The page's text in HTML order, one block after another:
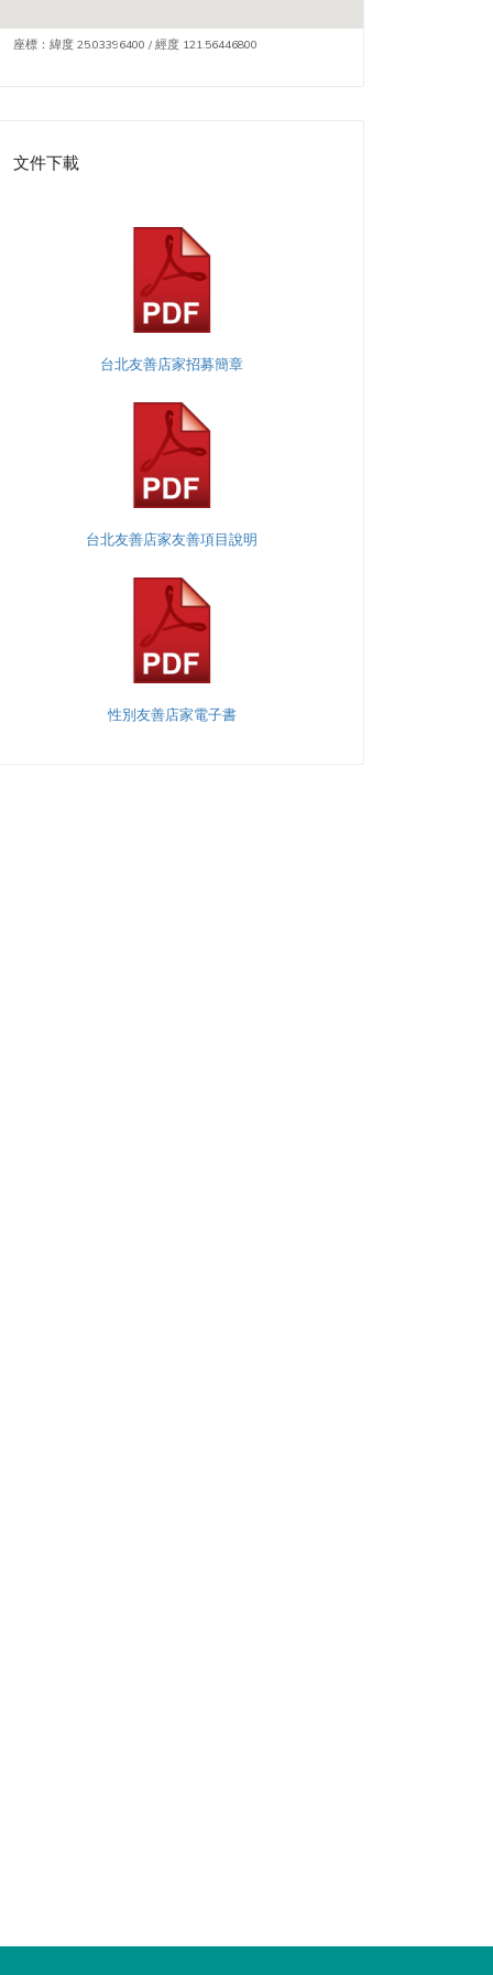
座標：緯度 25.03396400 / 經度 121.56446800
文件下載
台北友善店家招募簡章
台北友善店家友善項目說明
性別友善店家電子書